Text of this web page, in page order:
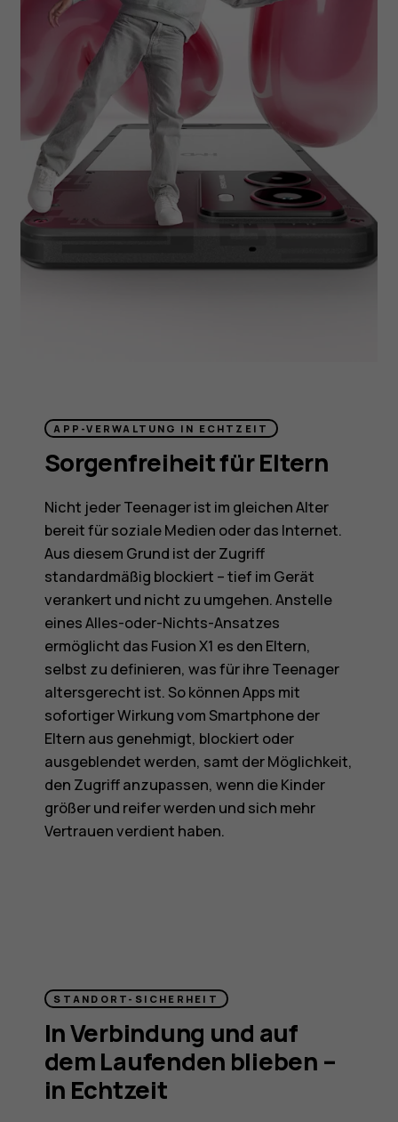
APP-VERWALTUNG IN ECHTZEIT
Sorgenfreiheit für Eltern
Nicht jeder Teenager ist im gleichen Alter
bereit für soziale Medien oder das Internet.
Aus diesem Grund ist der Zugriff
standardmäßig blockiert – tief im Gerät
verankert und nicht zu umgehen. Anstelle
eines Alles-oder-Nichts-Ansatzes
ermöglicht das Fusion X1 es den Eltern,
selbst zu definieren, was für ihre Teenager
altersgerecht ist. So können Apps mit
sofortiger Wirkung vom Smartphone der
Eltern aus genehmigt, blockiert oder
ausgeblendet werden, samt der Möglichkeit,
den Zugriff anzupassen, wenn die Kinder
größer und reifer werden und sich mehr
Vertrauen verdient haben.
STANDORT-SICHERHEIT
In Verbindung und auf
dem Laufenden blieben –
in Echtzeit